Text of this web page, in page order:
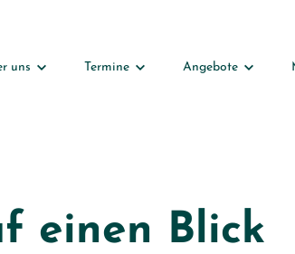
uns Termine Angebote
einen Blick